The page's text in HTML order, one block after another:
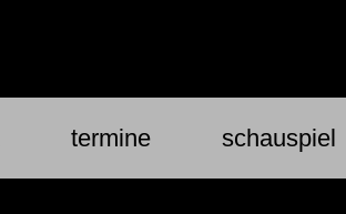
termine schauspiel